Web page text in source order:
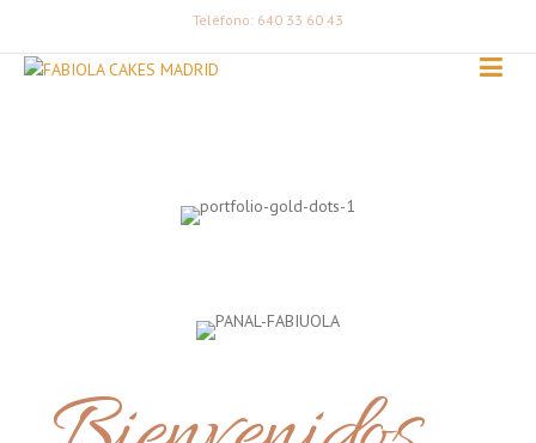
Teléfono: 640 33 60 43